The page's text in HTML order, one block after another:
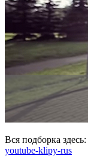
Вся подборка здесь:
youtube-klipy-rus